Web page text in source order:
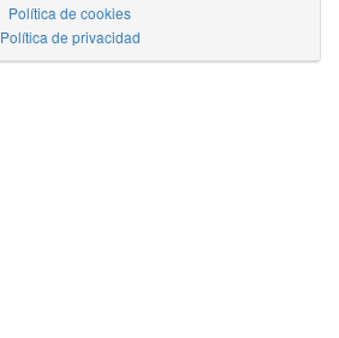
Política de cookies
Política de privacidad